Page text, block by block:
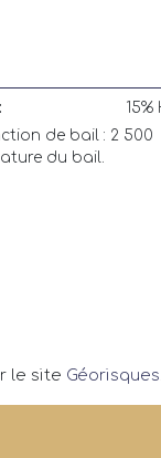
de bail : 2 500
du bail.
le site Géorisques